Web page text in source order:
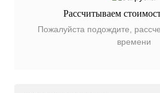
Рассчитываем
Пожалуйста подождите,
времени